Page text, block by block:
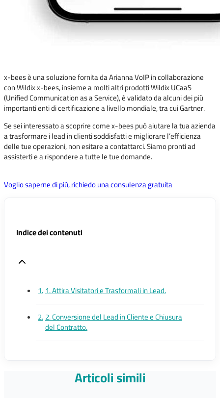
x-bees è una soluzione fornita da Arianna VoIP in collaborazione
con Wildix x-bees, insieme a molti altri prodotti Wildix UCaaS
(Unified Communication as a Service), è validato da alcuni dei più
importanti enti di certificazione a livello mondiale, tra cui Gartner.
Se sei interessato a scoprire come x-bees può aiutare la tua azienda
a trasformare i lead in clienti soddisfatti e migliorare l’efficienza
delle tue operazioni, non esitare a contattarci. Siamo pronti ad
assisterti e a rispondere a tutte le tue domande.
Voglio saperne di più, richiedo una consulenza gratuita
Indice dei contenuti
1. Attira Visitatori e Trasformali in Lead.
2. Conversione del Lead in Cliente e Chiusura
del Contratto.
Articoli simili